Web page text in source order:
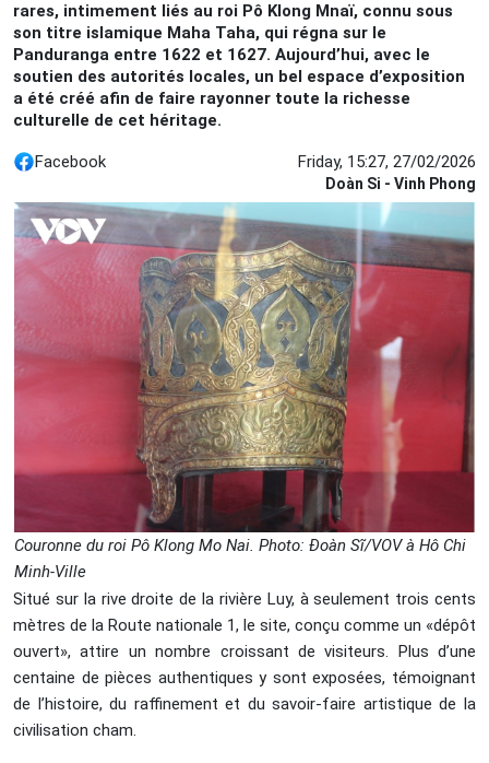
rares, intimement liés au roi Pô Klong Mnaï, connu sous
son titre islamique Maha Taha, qui régna sur le
Panduranga entre 1622 et 1627. Aujourd’hui, avec le
soutien des autorités locales, un bel espace d’exposition
a été créé afin de faire rayonner toute la richesse
culturelle de cet héritage.
Facebook Friday, 15:27, 27/02/2026
Doàn Si - Vinh Phong
Couronne du roi Pô Klong Mo Nai. Photo: Đoàn Sĩ/VOV à Hô Chi
Minh-Ville
Situé sur la rive droite de la rivière Luy, à seulement trois cents
mètres de la Route nationale 1, le site, conçu comme un «dépôt
ouvert», attire un nombre croissant de visiteurs. Plus d’une
centaine de pièces authentiques y sont exposées, témoignant
de l’histoire, du raffinement et du savoir-faire artistique de la
civilisation cham.